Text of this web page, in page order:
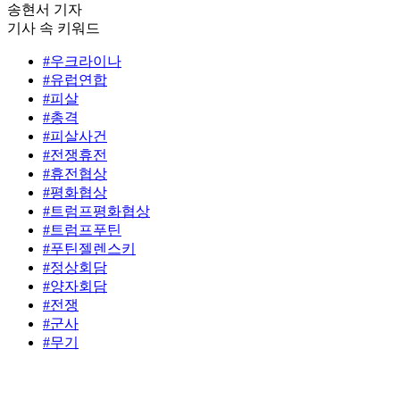
송현서 기자
기사 속 키워드
#우크라이나
#유럽연합
#피살
#총격
#피살사건
#전쟁휴전
#휴전협상
#평화협상
#트럼프평화협상
#트럼프푸틴
#푸틴젤렌스키
#정상회담
#양자회담
#전쟁
#군사
#무기